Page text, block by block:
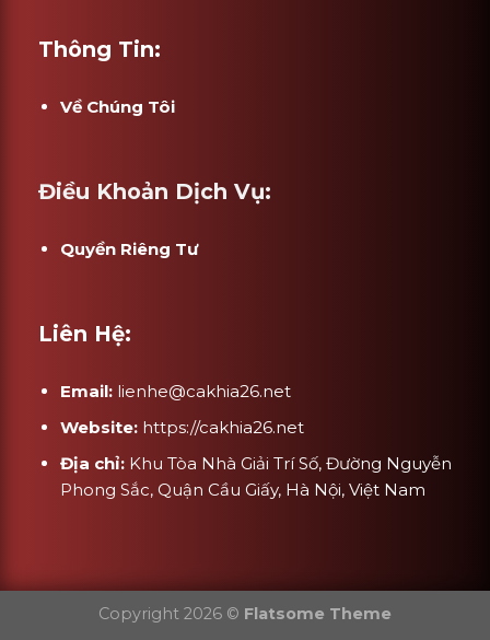
Thông Tin:
Về Chúng Tôi
Điều Khoản Dịch Vụ:
Quyền Riêng Tư
Liên Hệ:
Email: lienhe@cakhia26.net
Website: https://cakhia26.net
Địa chỉ: Khu Tòa Nhà Giải Trí Số, Đường Nguyễn
Phong Sắc, Quận Cầu Giấy, Hà Nội, Việt Nam
Copyright 2026 © Flatsome Theme